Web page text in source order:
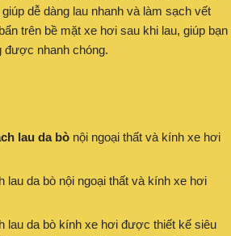
dễ dàng lau nhanh và làm sạch vết
trên bề mặt xe hơi sau khi lau, giúp bạn
được nhanh chóng.
lau da bò nội ngoại thất và kính xe hơi
lau da bò nội ngoại thất và kính xe hơi
lau da bò kính xe hơi được thiết kế siêu